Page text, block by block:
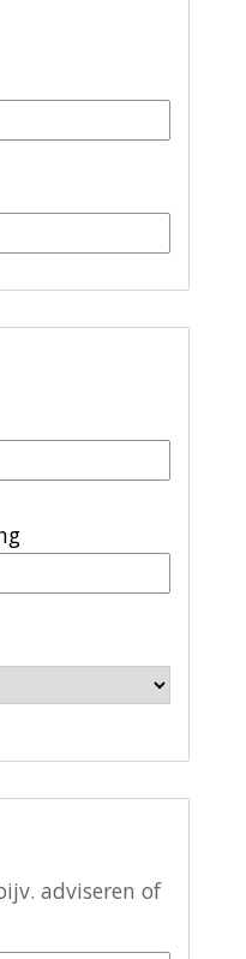
adviseren of